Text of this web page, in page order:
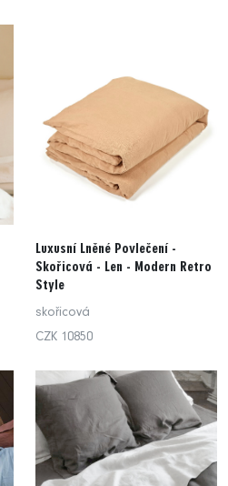
Luxusní Lněné Povlečení -
Skořicová - Len - Modern Retro
Style
skořicová
CZK 10850